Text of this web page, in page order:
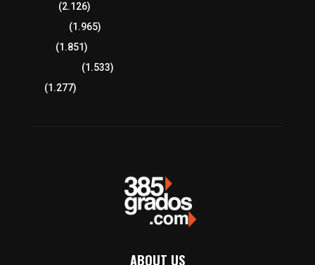
(2.126)
(1.965)
(1.851)
(1.533)
(1.277)
ABOUT US